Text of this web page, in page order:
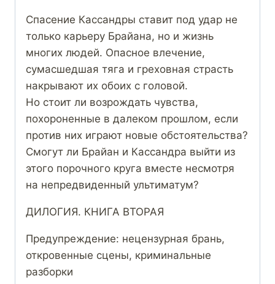
Спасение Кассандры ставит под удар не
только карьеру Брайана, но и жизнь
многих людей. Опасное влечение,
сумасшедшая тяга и греховная страсть
накрывают их обоих с головой.
Но стоит ли возрождать чувства,
похороненные в далеком прошлом, если
против них играют новые обстоятельства?
Смогут ли Брайан и Кассандра выйти из
этого порочного круга вместе несмотря
на непредвиденный ультиматум?
ДИЛОГИЯ. КНИГА ВТОРАЯ
Предупреждение: нецензурная брань,
откровенные сцены, криминальные
разборки